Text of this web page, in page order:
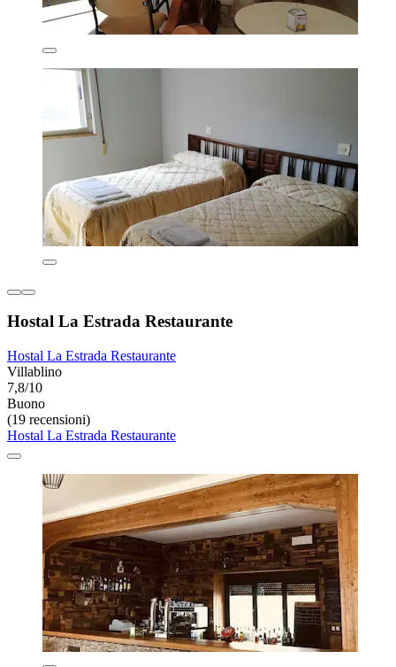
Hostal La Estrada Restaurante
Hostal La Estrada Restaurante
Villablino
7,8/10
Buono
(19 recensioni)
Hostal La Estrada Restaurante